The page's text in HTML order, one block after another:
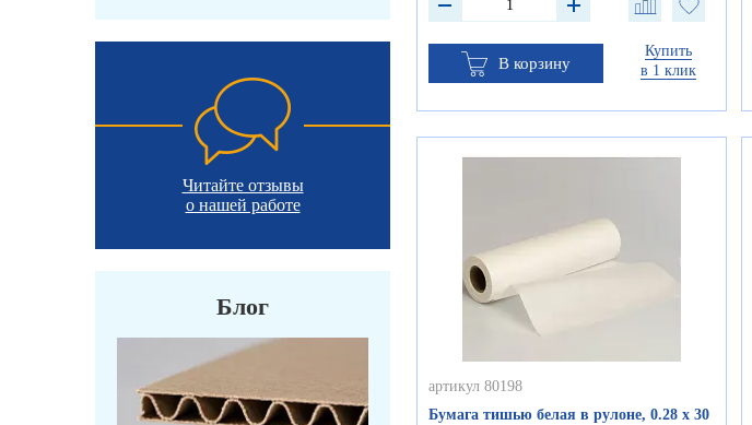
Читайте отзывы
о нашей работе
Блог
В корзину
Купить
в 1 клик
артикул 80198
Бумага тишью белая в рулоне, 0.28 х 30